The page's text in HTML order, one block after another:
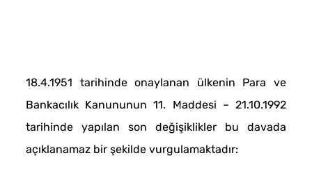
18.4.1951 tarihinde onaylanan ülkenin Para ve
Bankacılık Kanununun 11. Maddesi – 21.10.1992
tarihinde yapılan son değişiklikler bu davada
açıklanamaz bir şekilde vurgulamaktadır: